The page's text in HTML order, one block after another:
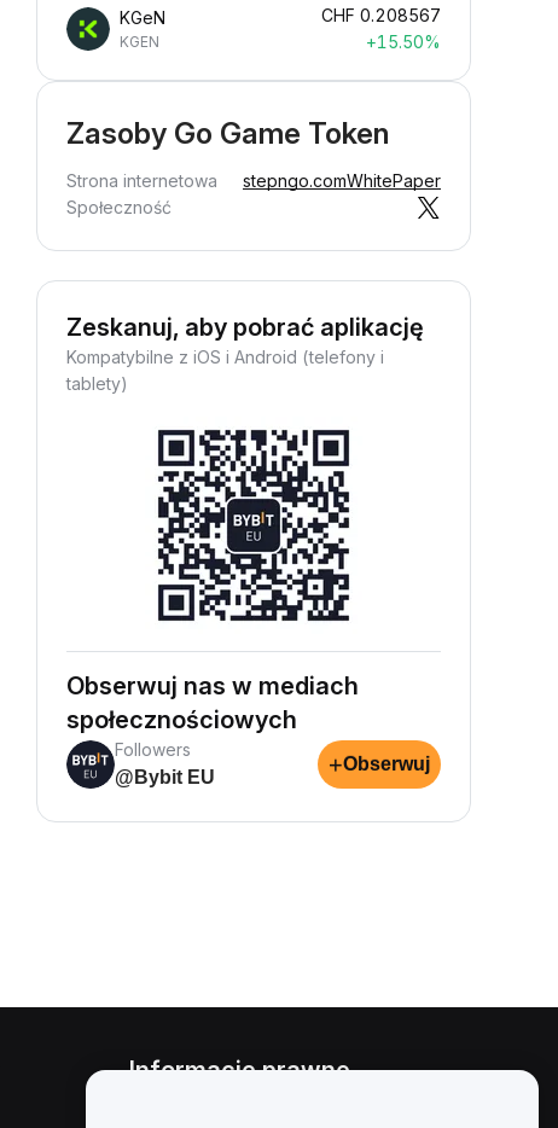
KGeN
KGEN
CHF 0.208567
+15.50%
Zasoby Go Game Token
Strona internetowa stepngo.comWhitePaper
Społeczność
Zeskanuj, aby pobrać aplikację
Kompatybilne z iOS i Android (telefony i
tablety)
Obserwuj nas w mediach
społecznościowych
Followers
@Bybit EU
+Obserwuj
Informacje prawne